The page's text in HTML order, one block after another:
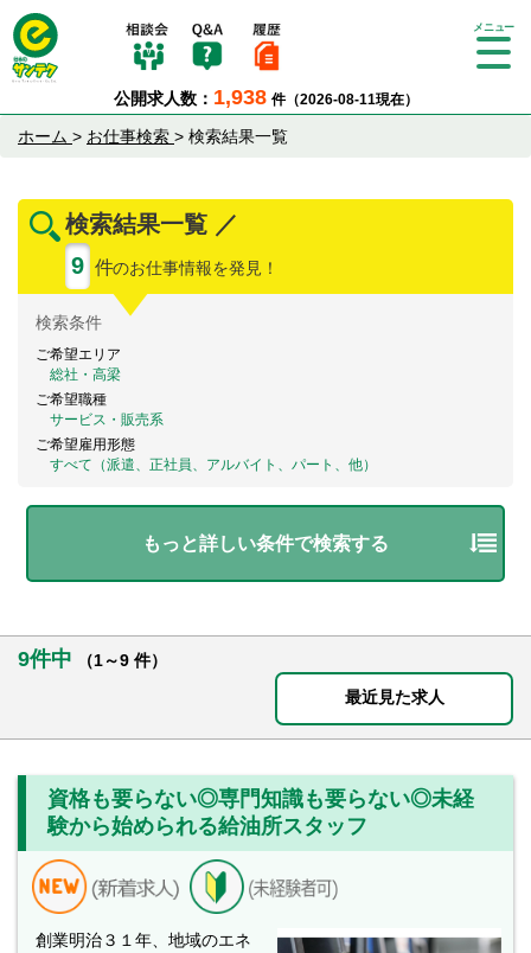
公開求人数： 1,938 件（2026-08-11現在）
Tog
ホーム > お仕事検索 > 検索結果一覧
検索結果一覧 ／
9 件のお仕事情報を発見！
検索条件
ご希望エリア
総社・高梁
ご希望職種
サービス・販売系
ご希望雇用形態
すべて（派遣、正社員、アルバイト、パート、他）
もっと詳しい条件で検索する
9件中
（1～9 件）
最近見た求人
資格も要らない◎専門知識も要らない◎未経
験から始められる給油所スタッフ
創業明治３１年、地域のエネ